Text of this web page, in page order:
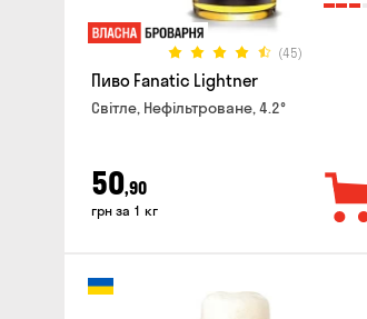
(45)
Пиво Fanatic Lightner
Світле, Нефільтроване, 4.2°
50,90
грн за 1 кг